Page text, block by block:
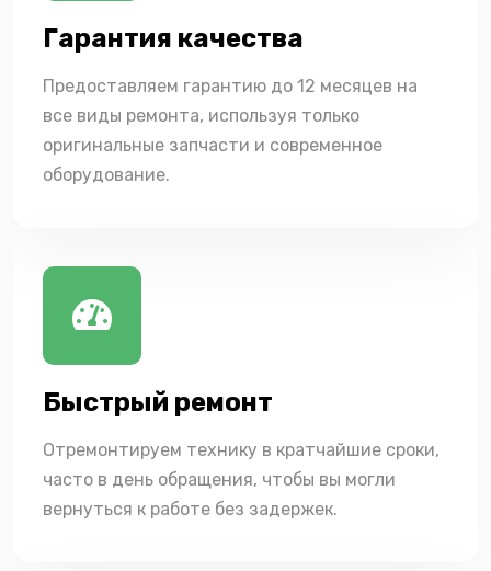
Гарантия качества
Предоставляем гарантию до 12 месяцев на
все виды ремонта, используя только
оригинальные запчасти и современное
оборудование.
Быстрый ремонт
Отремонтируем технику в кратчайшие сроки,
часто в день обращения, чтобы вы могли
вернуться к работе без задержек.